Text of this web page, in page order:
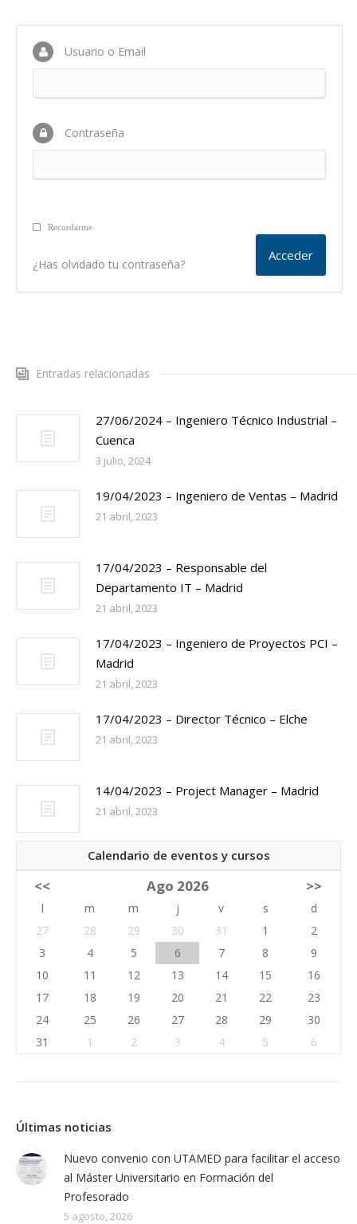
Usuario o Email
Contraseña
Recordarme
¿Has olvidado tu contraseña?
Entradas relacionadas
27/06/2024 – Ingeniero Técnico Industrial –
Cuenca
3 julio, 2024
19/04/2023 – Ingeniero de Ventas – Madrid
21 abril, 2023
17/04/2023 – Responsable del
Departamento IT – Madrid
21 abril, 2023
17/04/2023 – Ingeniero de Proyectos PCI –
Madrid
21 abril, 2023
17/04/2023 – Director Técnico – Elche
21 abril, 2023
14/04/2023 – Project Manager – Madrid
21 abril, 2023
Calendario de eventos y cursos
<< Ago 2026 >>
l m m j v s
d
27
28 29 30 31 1
2
3
4 5 6 7 8
9
10
11 12 13 14 15
16
17
18 19 20 21 22
23
24
25 26 27 28 29
30
31
1 2 3 4 5 6
Últimas noticias
Nuevo convenio con UTAMED para facilitar el acceso
al Máster Universitario en Formación del
Profesorado
5 agosto, 2026